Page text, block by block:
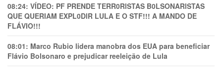
08:24: VÍDEO: PF PRENDE TERR0RlSTAS B0LSONARlSTAS
QUE QUERIAM EXPL0DlR LULA E O STF!!! A MANDO DE
FLÁVIO!!!
08:01: Marco Rubio lidera manobra dos EUA para beneficiar
Flávio Bolsonaro e prejudicar reeleição de Lula